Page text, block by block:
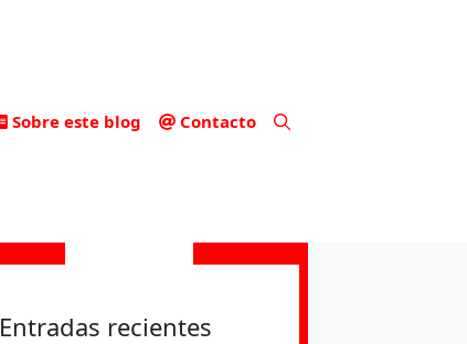
Sobre este blog Contacto
Entradas recientes